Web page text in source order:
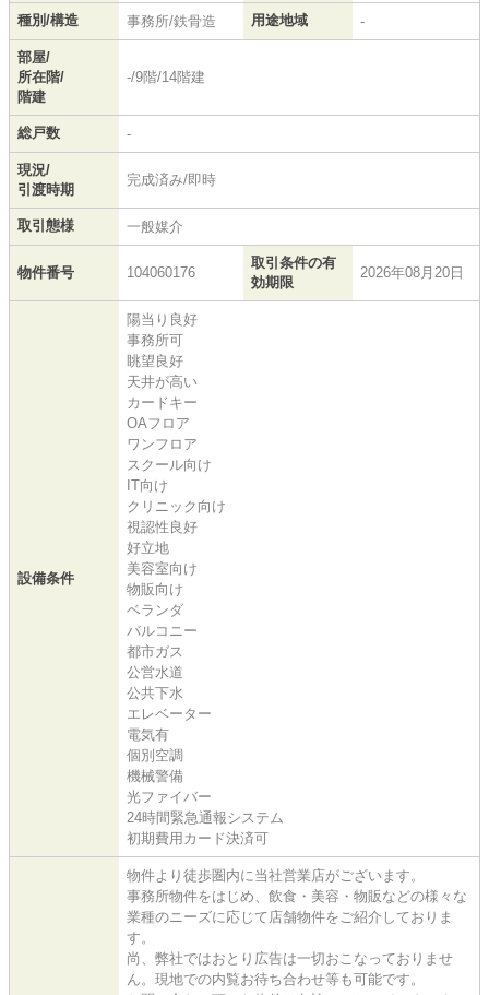
種別/構造 事務所/鉄骨造 用途地域 -
部屋/
所在階/
階建
-/9階/14階建
総戸数 -
現況/
引渡時期
完成済み/即時
取引態様 一般媒介
物件番号 104060176
取引条件の有
効期限
2026年08月20日
設備条件
陽当り良好
事務所可
眺望良好
天井が高い
カードキー
OAフロア
ワンフロア
スクール向け
IT向け
クリニック向け
視認性良好
好立地
美容室向け
物販向け
ベランダ
バルコニー
都市ガス
公営水道
公共下水
エレベーター
電気有
個別空調
機械警備
光ファイバー
24時間緊急通報システム
初期費用カード決済可
物件より徒歩圏内に当社営業店がございます。
事務所物件をはじめ、飲食・美容・物販などの様々な
業種のニーズに応じて店舗物件をご紹介しておりま
す。
尚、弊社ではおとり広告は一切おこなっておりませ
ん。現地での内覧お待ち合わせ等も可能です。